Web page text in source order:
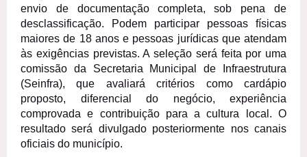
envio de documentação completa, sob pena de
desclassificação. Podem participar pessoas físicas
maiores de 18 anos e pessoas jurídicas que atendam
às exigências previstas. A seleção será feita por uma
comissão da Secretaria Municipal de Infraestrutura
(Seinfra), que avaliará critérios como cardápio
proposto, diferencial do negócio, experiência
comprovada e contribuição para a cultura local. O
resultado será divulgado posteriormente nos canais
oficiais do município.